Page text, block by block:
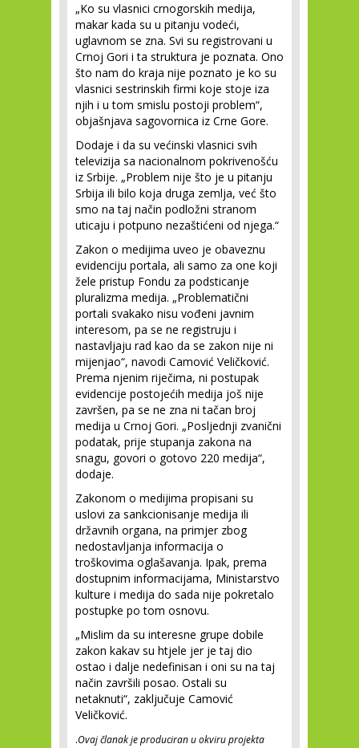
„Ko su vlasnici crnogorskih medija,
makar kada su u pitanju vodeći,
uglavnom se zna. Svi su registrovani u
Crnoj Gori i ta struktura je poznata. Ono
što nam do kraja nije poznato je ko su
vlasnici sestrinskih firmi koje stoje iza
njih i u tom smislu postoji problem“,
objašnjava sagovornica iz Crne Gore.
Dodaje i da su većinski vlasnici svih
televizija sa nacionalnom pokrivenošću
iz Srbije. „Problem nije što je u pitanju
Srbija ili bilo koja druga zemlja, već što
smo na taj način podložni stranom
uticaju i potpuno nezaštićeni od njega.“
Zakon o medijima uveo je obaveznu
evidenciju portala, ali samo za one koji
žele pristup Fondu za podsticanje
pluralizma medija. „Problematični
portali svakako nisu vođeni javnim
interesom, pa se ne registruju i
nastavljaju rad kao da se zakon nije ni
mijenjao“, navodi Camović Veličković.
Prema njenim riječima, ni postupak
evidencije postojećih medija još nije
završen, pa se ne zna ni tačan broj
medija u Crnoj Gori. „Posljednji zvanični
podatak, prije stupanja zakona na
snagu, govori o gotovo 220 medija“,
dodaje.
Zakonom o medijima propisani su
uslovi za sankcionisanje medija ili
državnih organa, na primjer zbog
nedostavljanja informacija o
troškovima oglašavanja. Ipak, prema
dostupnim informacijama, Ministarstvo
kulture i medija do sada nije pokretalo
postupke po tom osnovu.
„Mislim da su interesne grupe dobile
zakon kakav su htjele jer je taj dio
ostao i dalje nedefinisan i oni su na taj
način završili posao. Ostali su
netaknuti“, zaključuje Camović
Veličković.
.Ovaj članak je produciran u okviru projekta